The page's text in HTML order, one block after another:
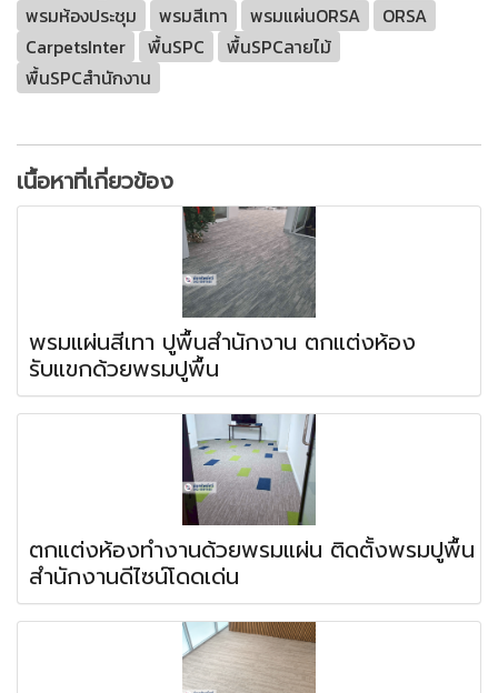
พรมห้องประชุม
พรมสีเทา พรมแผ่นORSA
ORSA
CarpetsInter
พื้นSPC
พื้นSPCลายไม้
พื้นSPCสำนักงาน
เนื้อหาที่เกี่ยวข้อง
พรมแผ่นสีเทา ปูพื้นสำนักงาน ตกแต่งห้อง
รับแขกด้วยพรมปูพื้น
ตกแต่งห้องทำงานด้วยพรมแผ่น ติดตั้งพรมปูพื้น
สำนักงานดีไซน์โดดเด่น